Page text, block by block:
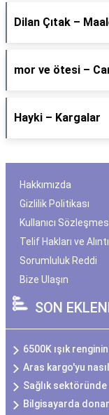
Dilan Çıtak –
​mor ve ötesi –
Hayki – Kargalar
Hakkımızda
Gizlilik Politikası
Kullanıcı
Telif Hakları ve Alıntı
Sorumluluk Reddi
Bize Ulaşın
SON
6500K ışık
Aras kargo'yu
Sağlık
Bilgisayarda